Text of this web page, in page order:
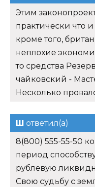
Этим
практически что
кроме того,
неплохие
то средства
чайковский -
Несколько
Ш ответил(а)
8(800) 555-55-50
период
рублевую
Свою судьбу с